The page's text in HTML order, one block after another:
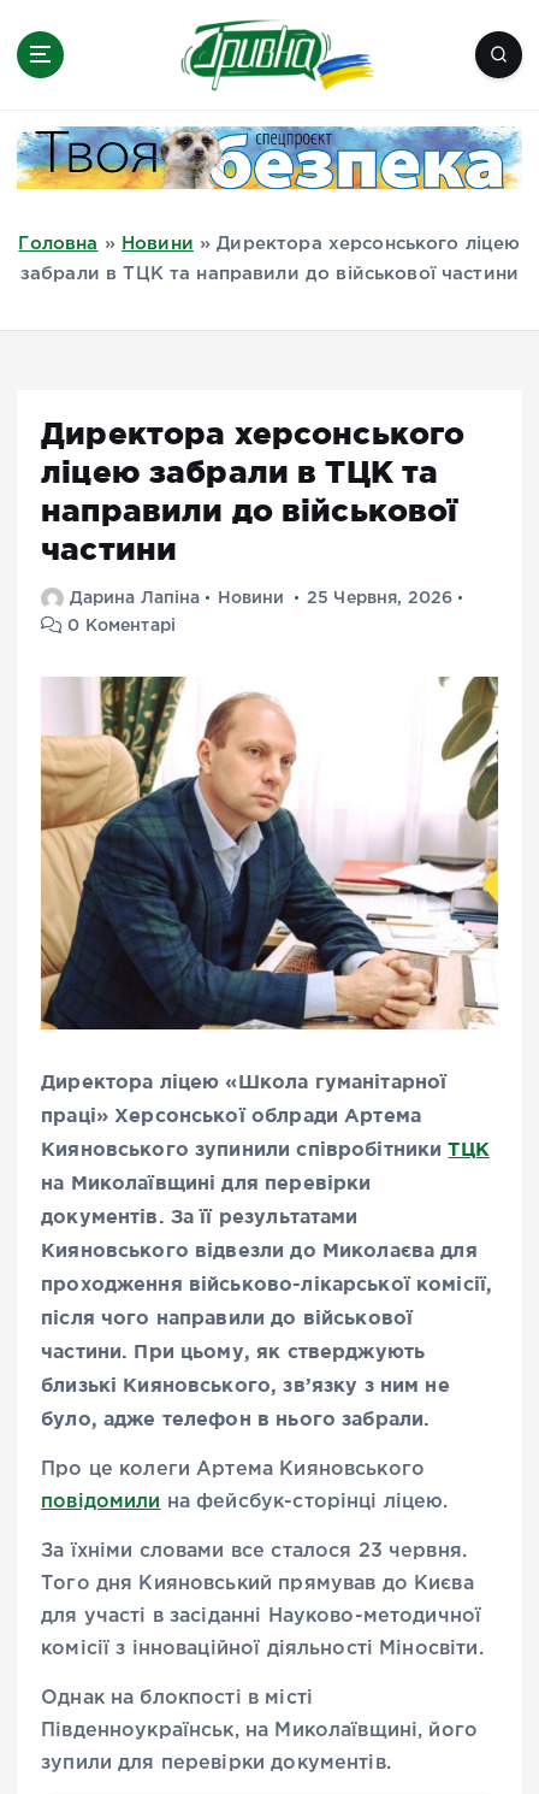
Миколаїв, Одеса, Мелітополь
Головна » Новини »Директора херсонського ліцею
забрали в ТЦК та направили до військової частини
Директора херсонського
ліцею забрали в ТЦК та
направили до військової
частини
Дарина Лапіна Новини
25 Червня, 2026
0 Коментарі
Директора ліцею «Школа гуманітарної
праці» Херсонської облради Артема
Кияновського зупинили співробітникиТЦК
на Миколаївщині для перевірки
документів. За її результатами
Кияновського відвезли до Миколаєва для
проходження військово-лікарської комісії,
після чого направили до військової
частини. При цьому, як стверджують
близькі Кияновського, зв’язку з ним не
було, адже телефон в нього забрали.
Про це колеги Артема Кияновського
повідомили на фейсбук-сторінці ліцею.
За їхніми словами все сталося 23 червня.
Того дня Кияновський прямував до Києва
для участі в засіданні Науково-методичної
комісії з інноваційної діяльності Міносвіти.
Однак на блокпості в місті
Південноукраїнськ, на Миколаївщині, його
зупили для перевірки документів.